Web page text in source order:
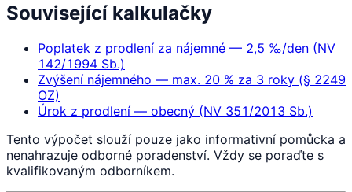
Související kalkulačky
Poplatek z prodlení za nájemné — 2,5 ‰/den (NV
142/1994 Sb.)
Zvýšení nájemného — max. 20 % za 3 roky (§ 2249
OZ)
Úrok z prodlení — obecný (NV 351/2013 Sb.)
Tento výpočet slouží pouze jako informativní pomůcka a
nenahrazuje odborné poradenství. Vždy se poraďte s
kvalifikovaným odborníkem.